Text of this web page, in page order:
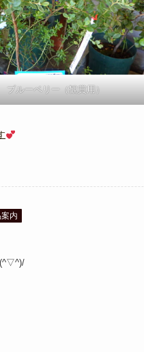
ブルーベリー（観賞用）
内